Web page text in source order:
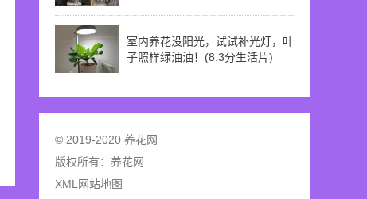
室内养花没阳光，试试补光灯，叶
子照样绿油油！(8.3分生活片)
© 2019-2020 养花网
版权所有： 养花网
XML网站地图